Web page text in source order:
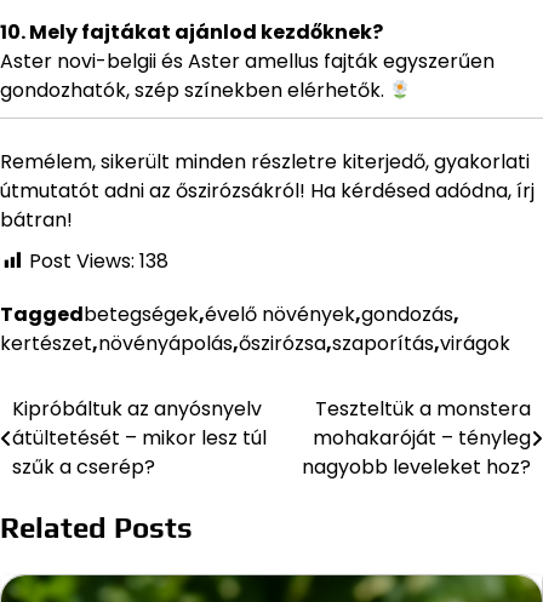
10. Mely fajtákat ajánlod kezdőknek?
Aster novi-belgii és Aster amellus fajták egyszerűen
gondozhatók, szép színekben elérhetők.
Remélem, sikerült minden részletre kiterjedő, gyakorlati
útmutatót adni az őszirózsákról! Ha kérdésed adódna, írj
bátran!
Post Views: 138
Taggedbetegségek,évelő növények,gondozás,
kertészet,növényápolás,őszirózsa,szaporítás,virágok
Bejegyzés
navigáció
Kipróbáltuk az anyósnyelv
átültetését – mikor lesz túl
szűk a cserép?
Teszteltük a monstera
mohakaróját – tényleg
nagyobb leveleket hoz?
Related Posts